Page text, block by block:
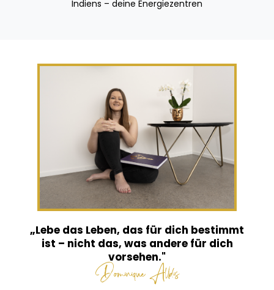
Indiens – deine Energiezentren
„Lebe das Leben, das für dich bestimmt
ist – nicht das, was andere für dich
vorsehen."
Dominique Alldis